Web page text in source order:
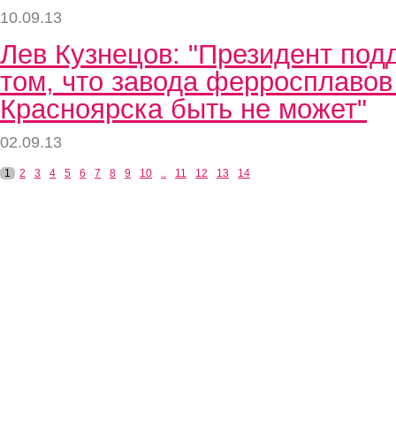
10.09.13
Лев Кузнецов: "Президент
том, что завода ферросплавов
Красноярска быть не может"
02.09.13
1 2 3 4 5 6 7 8 9 10 .. 11 12 13 14